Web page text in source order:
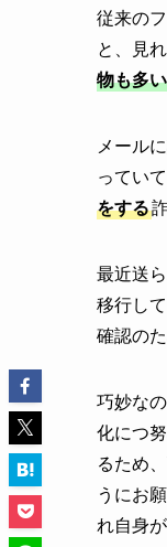
従来の
と、見
物も多い
メール
ってい
をする
最近送
移行し
確認の
巧妙な
化につ
るため
うにお
れ自身